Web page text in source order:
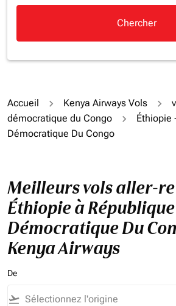
Chercher
Accueil Kenya Airways Vols
démocratique du Congo
Éthiopie
Démocratique Du Congo
Meilleurs vols aller-
Éthiopie à République
Démocratique Du
Kenya Airways
De
flight_takeoff